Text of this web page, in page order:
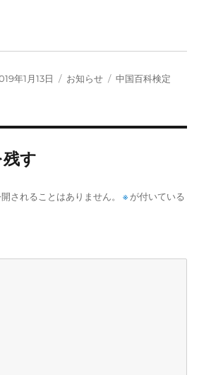
年1月13日
カ
お知らせ
タ
中国百科検定
す
されることはありません。 ※ が付いている